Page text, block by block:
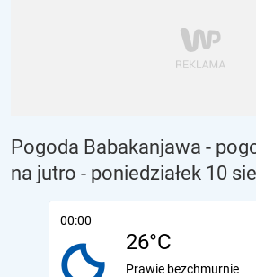
Pogoda Babakanjawa -
na jutro - poniedziałek 10
00:00
26°C
Prawie bezchmurnie